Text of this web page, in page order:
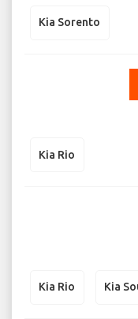
Kia Sorento
Kia Rio
Kia Rio Kia